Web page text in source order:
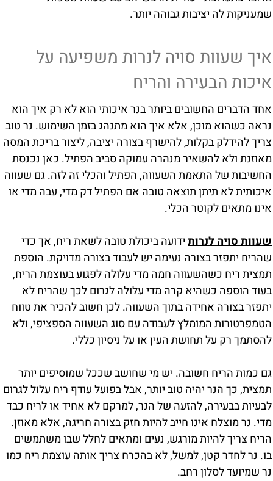
שמעניקות לה יציבות גבוהה יותר.
איך שעוות סויה לנרות משפיעה על
איכות הבעירה והריח
אחד הדברים החשובים ביותר בנר איכותי הוא לא רק איך הוא
נראה כשהוא מוכן, אלא איך הוא מתנהג בזמן השימוש. נר טוב
צריך להידלק בקלות, להישרף בצורה יציבה, ליצור בריכת המסה
מאוזנת ולא להשאיר מנהרה עמוקה סביב הפתיל. כאן נכנסת
החשיבות של התאמת השעווה, הפתיל והכלי זה לזה. גם שעווה
איכותית לא תיתן תוצאה טובה אם הפתיל דק מדי, עבה מדי או
אינו מתאים לקוטר הכלי.
שעוות סויה לנרותידועה ביכולת טובה לשאת ריח, אך כדי
שהריח יתפזר בצורה נעימה יש לעבוד בצורה מדויקת. הוספת
תמצית ריח כשהשעווה חמה מדי עלולה לפגוע בעוצמת הריח,
בעוד הוספה כשהיא קרה מדי עלולה לגרום לכך שהריח לא
יתפזר בצורה אחידה בתוך השעווה. לכן חשוב להכיר את טווח
הטמפרטורות המומלץ לעבודה עם סוג השעווה הספציפי, ולא
להסתמך רק על תחושת העין או על ניסיון כללי.
גם כמות הריח חשובה. יש מי שחושב שככל שמוסיפים יותר
תמצית, כך הנר יהיה טוב יותר, אבל בפועל עודף ריח עלול לגרום
לבעיות בבעירה, להזעה של הנר, למרקם לא אחיד או לריח כבד
מדי. נר מוצלח אינו חייב להיות חזק בצורה חריגה, אלא מאוזן.
הריח צריך להיות מורגש, נעים ומתאים לחלל שבו משתמשים
בו. נר לחדר קטן, למשל, לא בהכרח צריך אותה עוצמת ריח כמו
נר שמיועד לסלון רחב.